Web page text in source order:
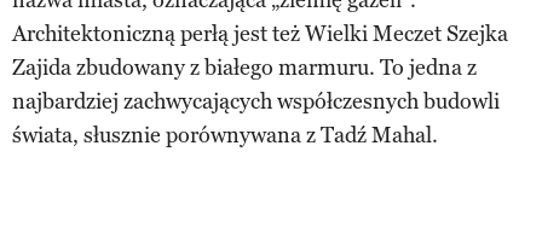
Architektoniczną perłą jest też Wielki Meczet Szejka
Zajida zbudowany z białego marmuru. To jedna z
najbardziej zachwycających współczesnych budowli
świata, słusznie porównywana z Tadź Mahal.